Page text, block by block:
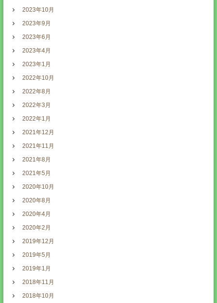
2023年10月
2023年9月
2023年6月
2023年4月
2023年1月
2022年10月
2022年8月
2022年3月
2022年1月
2021年12月
2021年11月
2021年8月
2021年5月
2020年10月
2020年8月
2020年4月
2020年2月
2019年12月
2019年5月
2019年1月
2018年11月
2018年10月